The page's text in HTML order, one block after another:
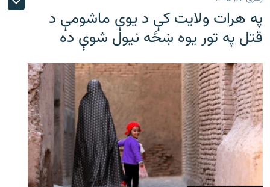
په هرات ولایت کې د یوې ماشومې د
قتل په تور یوه ښځه نیول شوې ده